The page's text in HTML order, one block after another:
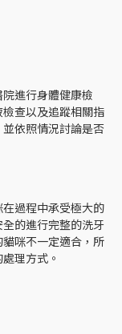
進行身體健康檢
查以及追蹤相關指
依照情況討論是否
過程中承受極大的
的進行完整的洗牙
咪不一定適合，所
理方式。